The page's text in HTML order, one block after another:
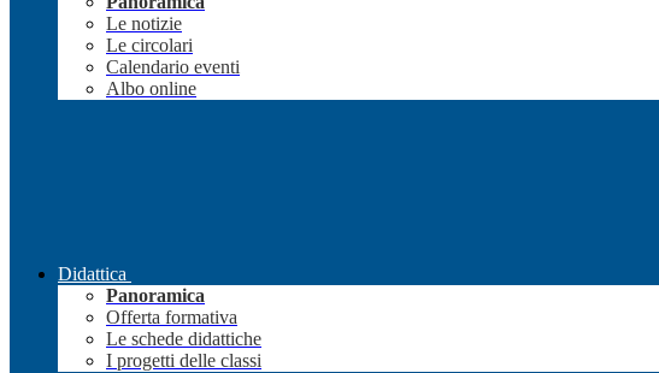
Le notizie
Le circolari
Calendario eventi
Albo online
Didattica
Panoramica
Offerta formativa
Le schede didattiche
I progetti delle classi